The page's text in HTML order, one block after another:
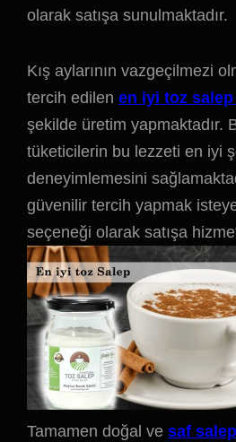
olarak satışa sunulmaktadır.
Kış aylarının vazgeçilmezi
tercih edilen en iyi toz salep
şekilde üretim yapmaktadır.
tüketicilerin bu lezzeti en iyi
deneyimlemesini
güvenilir tercih yapmak
seçeneği olarak satışa
Tamamen doğal ve saf